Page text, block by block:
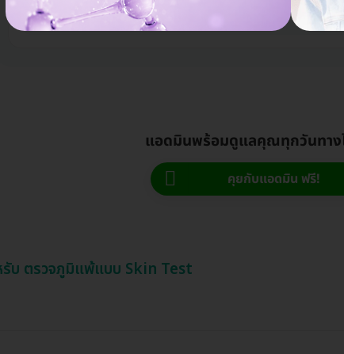
2,178 บาท2,480 บาท -12%
แอดมินพร้อมดูแลคุณทุกวันทาง
คุยกับแอดมิน ฟรี!
รับ ตรวจภูมิแพ้แบบ Skin Test